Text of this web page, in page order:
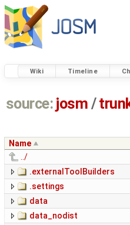
Wiki Timeline
source: josm /
Name
../
.externalToolBuilders
.settings
data
data_nodist